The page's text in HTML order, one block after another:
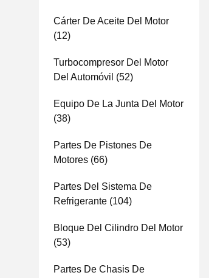
Cárter De Aceite Del Motor
(12)
Turbocompresor Del Motor
Del Automóvil (52)
Equipo De La Junta Del Motor
(38)
Partes De Pistones De
Motores (66)
Partes Del Sistema De
Refrigerante (104)
Bloque Del Cilindro Del Motor
(53)
Partes De Chasis De